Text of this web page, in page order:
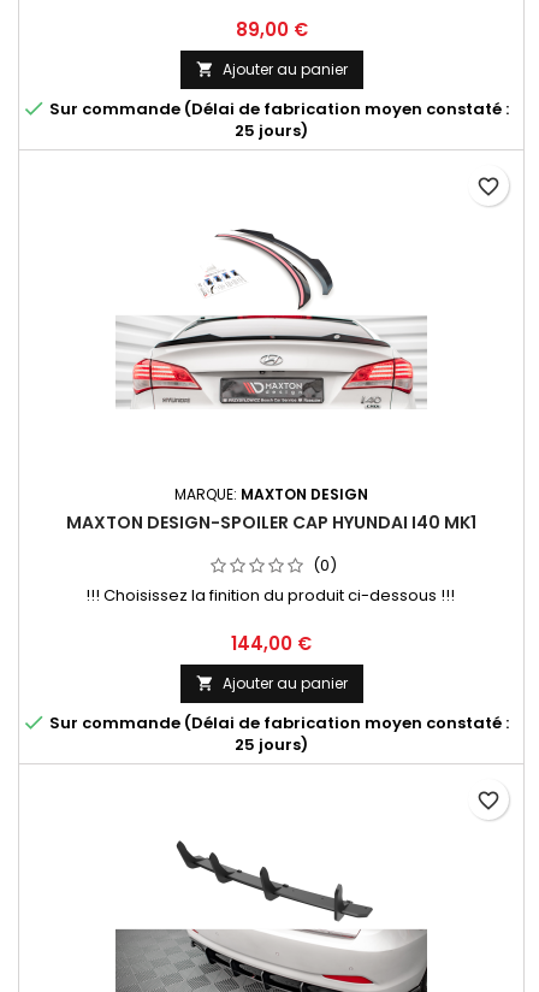
Prix
89,00 €
 Ajouter au panier
 Sur commande (Délai de fabrication moyen constaté :
25 jours)
MARQUE: MAXTON DESIGN
MAXTON DESIGN-SPOILER CAP HYUNDAI I40 MK1
(0)
!!! Choisissez la finition du produit ci-dessous !!!
Prix
144,00 €
 Ajouter au panier
 Sur commande (Délai de fabrication moyen constaté :
25 jours)
favorite_border
favorite_border